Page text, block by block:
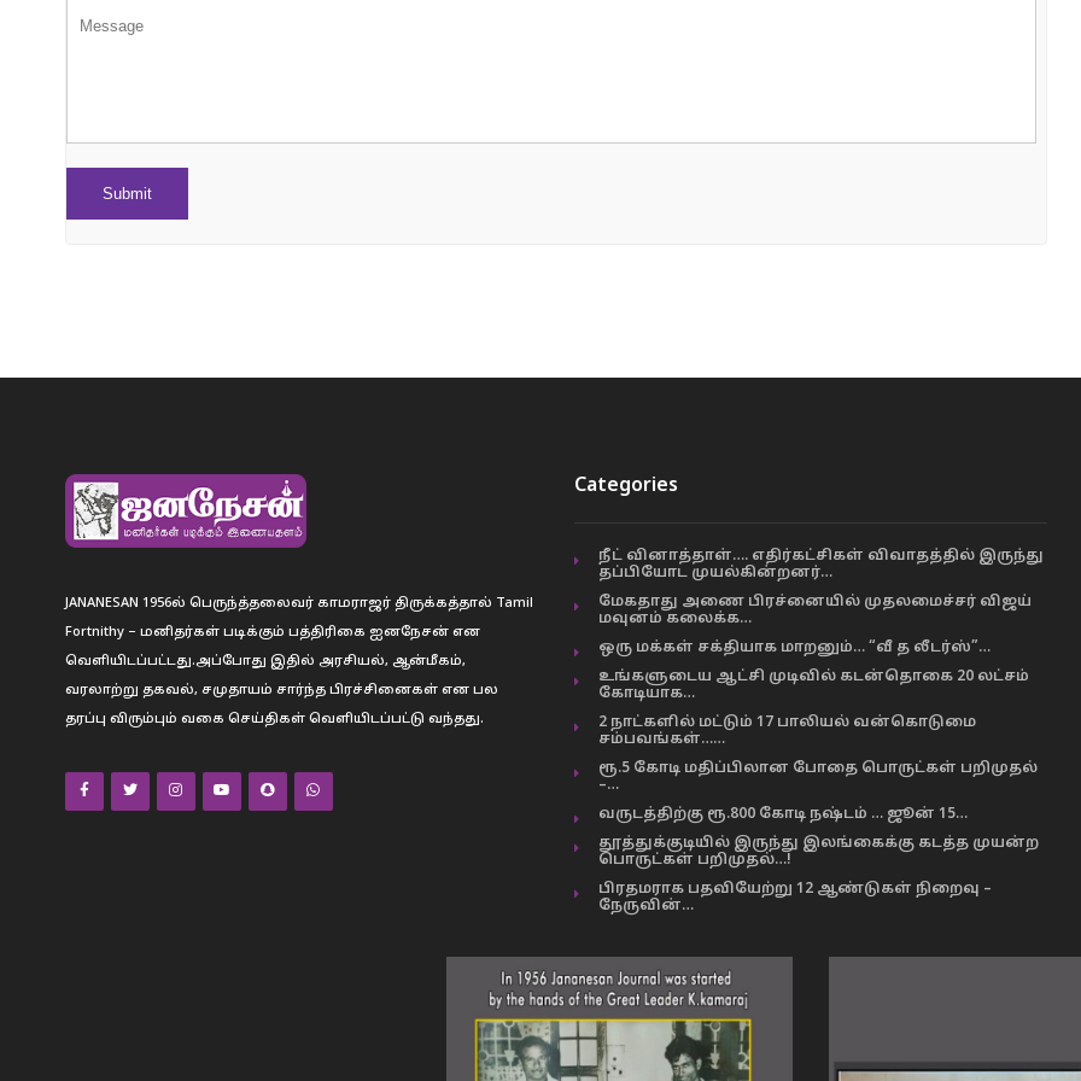
JANANESAN 1956ல் பெருந்த்தலைவர் காமராஜர் திருக்கத்தால் Tamil
Fortnithy – மனிதர்கள் படிக்கும் பத்திரிகை ஐனநேசன் என
வெளியிடப்பட்டது.அப்போது இதில் அரசியல், ஆன்மீகம்,
வரலாற்று தகவல், சமுதாயம் சார்ந்த பிரச்சினைகள் என பல
தரப்பு விரும்பும் வகை செய்திகள் வெளியிடப்பட்டு வந்தது.
Categories
நீட் வினாத்தாள்…. எதிர்கட்சிகள் விவாதத்தில் இருந்து
தப்பியோட முயல்கின்றனர்…
மேகதாது அணை பிரச்னையில் முதலமைச்சர் விஜய்
மவுனம் கலைக்க…
ஒரு மக்கள் சக்தியாக மாறனும்… “வீ த லீடர்ஸ்”…
உங்களுடைய ஆட்சி முடிவில் கடன்தொகை 20 லட்சம்
கோடியாக…
2 நாட்களில் மட்டும் 17 பாலியல் வன்கொடுமை
சம்பவங்கள்……
ரூ.5 கோடி மதிப்பிலான போதை பொருட்கள் பறிமுதல்
–…
வருடத்திற்கு ரூ.800 கோடி நஷ்டம் … ஜூன் 15…
தூத்துக்குடியில் இருந்து இலங்கைக்கு கடத்த முயன்ற
பொருட்கள் பறிமுதல்…!
பிரதமராக பதவியேற்று 12 ஆண்டுகள் நிறைவு –
நேருவின்…